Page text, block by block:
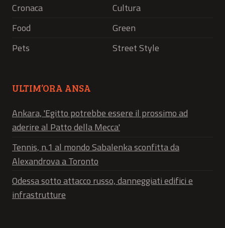
Cronaca
Cultura
Food
Green
Pets
Street Style
ULTIM’ORA ANSA
Ankara, 'Egitto potrebbe essere il prossimo ad
aderire al Patto della Mecca'
Tennis, n.1 al mondo Sabalenka sconfitta da
Alexandrova a Toronto
Odessa sotto attacco russo, danneggiati edifici e
infrastrutture